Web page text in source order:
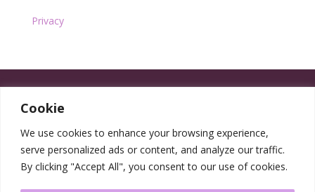
Cookie
We use cookies to enhance your browsing experience,
serve personalized ads or content, and analyze our traffic.
By clicking "Accept All", you consent to our use of cookies.
Privacy